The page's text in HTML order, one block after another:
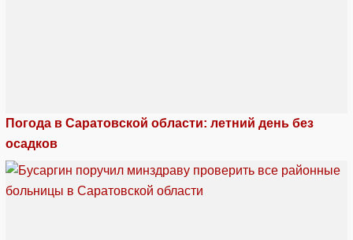
Погода в Саратовской области: летний день без
осадков